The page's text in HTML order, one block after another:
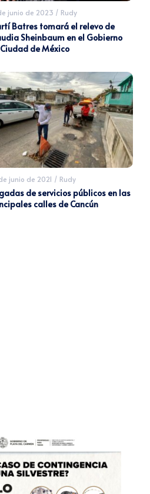
junio de 2023 / Rudy
Batres tomará el relevo de
Sheinbaum en el Gobierno
de México
junio de 2021 / Rudy
de servicios públicos en las
calles de Cancún